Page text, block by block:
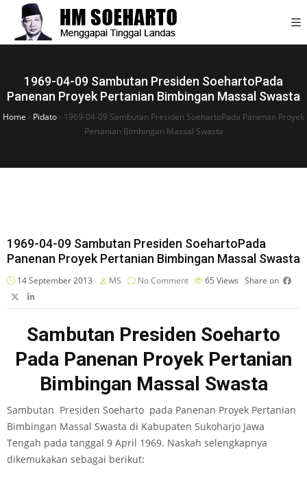
1969-04-09 Sambutan Presiden SoehartoPada
Panenan Proyek Pertanian Bimbingan Massal Swasta
Home › Pidato › 1969-04-09 Sambutan Presiden SoehartoPada Panenan Proyek
Pertanian Bimbingan Massal Swasta
1969-04-09 Sambutan Presiden SoehartoPada
Panenan Proyek Pertanian Bimbingan Massal Swasta
14 September 2013 MS No Comment 65 Views Share on
Sambutan Presiden Soeharto
Pada Panenan Proyek Pertanian
Bimbingan Massal Swasta
Sambutan Presiden Soeharto pada Panenan Proyek Pertanian
Bimbingan Massal Swasta di Kabupaten Sukoharjo Jawa
Tengah pada tanggal 9 April 1969. Naskah selengkapnya
dikemukakan sebagai berikut: